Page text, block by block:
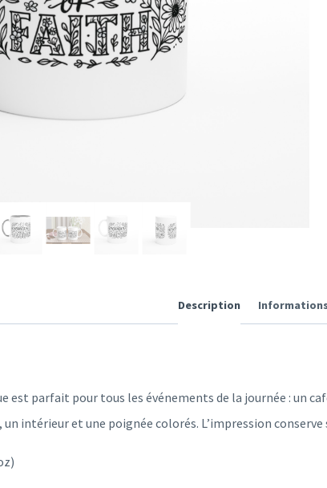
Description
est parfait pour tous les événements de la journée : un
intérieur et une poignée colorés. L’impression